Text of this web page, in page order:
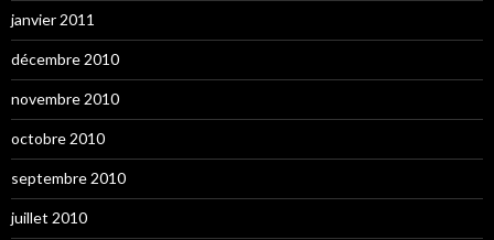
janvier 2011
décembre 2010
novembre 2010
octobre 2010
septembre 2010
juillet 2010